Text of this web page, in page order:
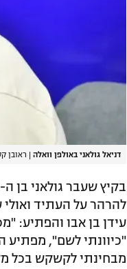
דניאל גולאני באולפן וואלה | ראובן
להרהר על העתיד ואולי
עידן בן אבו והפתיע:
"כיוונתי לשם", מפתיע
מבחינתי לקשקש בכל